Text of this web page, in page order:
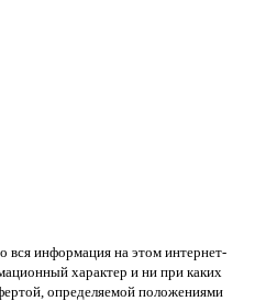
вся информация на этом интернет-
характер и ни при каких
определяемой положениями